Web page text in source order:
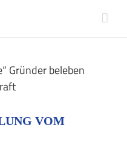
Gründer beleben
VOM